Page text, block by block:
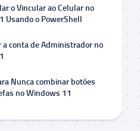
o Vincular ao Celular no
Usando o PowerShell
a conta de Administrador no
Nunca combinar botões
no Windows 11